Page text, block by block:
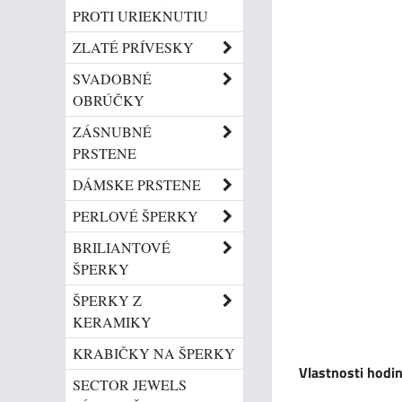
Vlastnosti
PROTI URIEKNUTIU
ZLATÉ PRÍVESKY
SVADOBNÉ
OBRÚČKY
ZÁSNUBNÉ
PRSTENE
DÁMSKE PRSTENE
PERLOVÉ ŠPERKY
BRILIANTOVÉ
ŠPERKY
ŠPERKY Z
KERAMIKY
KRABIČKY NA ŠPERKY
SECTOR JEWELS